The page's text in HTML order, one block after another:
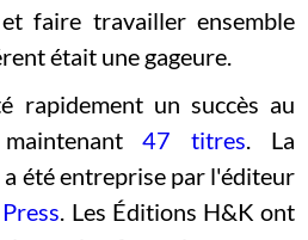
faire travailler ensemble
était une gageure.
rapidement un succès au
47 titres. La
été entreprise par l'éditeur
. Les Éditions H&K ont